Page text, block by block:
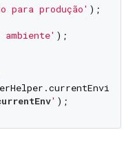
para produção' );
);
'